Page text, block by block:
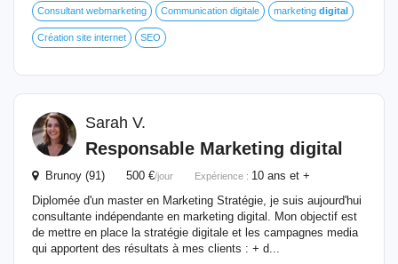
Consultant webmarketing Communication digitale marketing digital
Création site internet SEO
Sarah V.
Responsable Marketing digital
Brunoy (91) 500 €/jour Expérience : 10 ans et +
Diplomée d'un master en Marketing Stratégie, je suis aujourd'hui
consultante indépendante en marketing digital. Mon objectif est
de mettre en place la stratégie digitale et les campagnes media
qui apportent des résultats à mes clients : + d...